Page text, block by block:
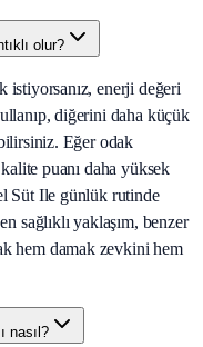
olur?
istiyorsanız, enerji değeri
diğerini daha küçük
Eğer odak
puanı daha yüksek
Süt Ile günlük rutinde
sağlıklı yaklaşım, benzer
hem damak zevkini hem
nasıl?